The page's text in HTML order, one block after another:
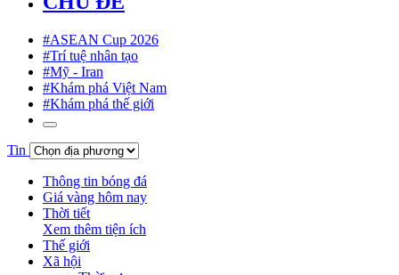
#ASEAN Cup 2026
#Trí tuệ nhân tạo
#Mỹ - Iran
#Khám phá Việt Nam
#Khám phá thế giới
Tin
Thông tin bóng đá
Giá vàng hôm nay
Thời tiết
Xem thêm tiện ích
Thế giới
Xã hội